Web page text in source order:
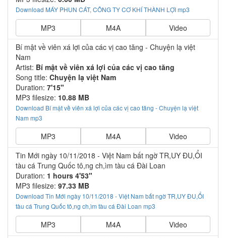
Download MÁY PHUN CÁT, CÔNG TY CƠ KHÍ THÀNH LỢI mp3
MP3 M4A
Video
Bí mật về viên xá lợi của các vị cao tăng - Chuyện lạ việt
Nam
Artist: Bí mật về viên xá lợi của các vị cao tăng
Song title: Chuyện lạ việt Nam
Duration: 7'15"
MP3 filesize: 10.88 MB
Download Bí mật về viên xá lợi của các vị cao tăng - Chuyện lạ việt
Nam mp3
MP3 M4A
Video
Tin Mới ngày 10/11/2018 - Việt Nam bất ngờ TR,UY ĐU,ỔI
tàu cá Trung Quốc tô,ng ch,ìm tàu cá Đài Loan
Duration: 1 hours 4'53"
MP3 filesize: 97.33 MB
Download Tin Mới ngày 10/11/2018 - Việt Nam bất ngờ TR,UY ĐU,ỔI
tàu cá Trung Quốc tô,ng ch,ìm tàu cá Đài Loan mp3
MP3 M4A
Video